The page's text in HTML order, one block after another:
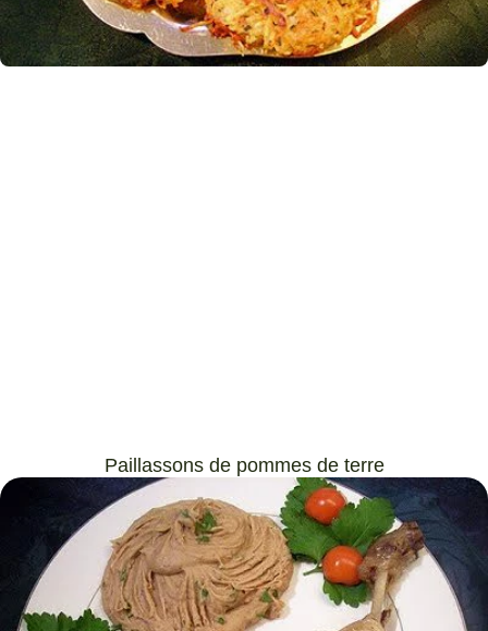
Paillassons de pommes de terre